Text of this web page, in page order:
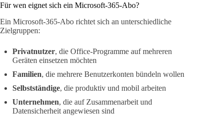
Für wen eignet sich ein Microsoft-365-Abo?
Ein Microsoft-365-Abo richtet sich an unterschiedliche
Zielgruppen:
Privatnutzer, die Office-Programme auf mehreren
Geräten einsetzen möchten
Familien, die mehrere Benutzerkonten bündeln wollen
Selbstständige, die produktiv und mobil arbeiten
Unternehmen, die auf Zusammenarbeit und
Datensicherheit angewiesen sind